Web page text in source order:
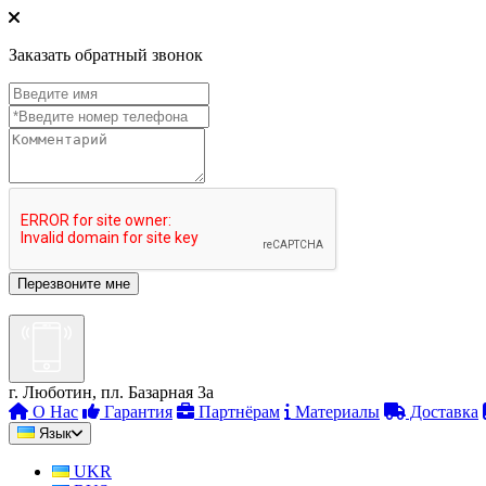
Заказать обратный звонок
г. Люботин, пл. Базарная 3а
О Нас
Гарантия Партнёрам Материалы Доставка
Язык
UKR